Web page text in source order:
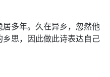
多年。久在异乡，忽然他
思，因此做此诗表达自己